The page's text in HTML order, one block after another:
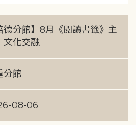
德分館】8月《閱讀書籤》主
文化交融
分館
08-06